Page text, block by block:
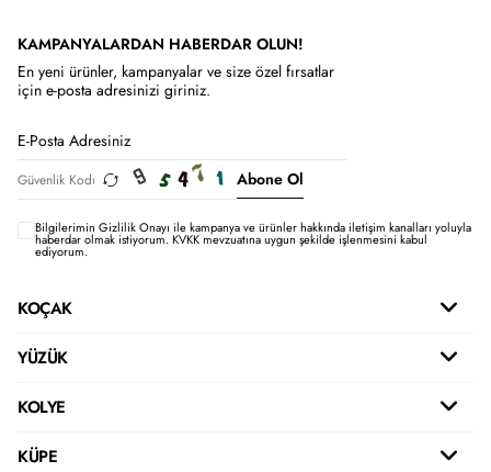
KAMPANYALARDAN HABERDAR OLUN!
En yeni ürünler, kampanyalar ve size özel fırsatlar
için e-posta adresinizi giriniz.
Abone Ol
Bilgilerimin Gizlilik Onayı ile kampanya ve ürünler hakkında iletişim kanalları yoluyla
haberdar olmak istiyorum.KVKK mevzuatına uygun şekilde işlenmesini kabul
ediyorum.
KOÇAK
YÜZÜK
KOLYE
KÜPE